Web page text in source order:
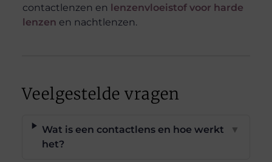
contactlenzen en
lenzenvloeistof voor harde
lenzen en nachtlenzen.
Veelgestelde vragen
Wat is een contactlens en hoe werkt
het?
▼